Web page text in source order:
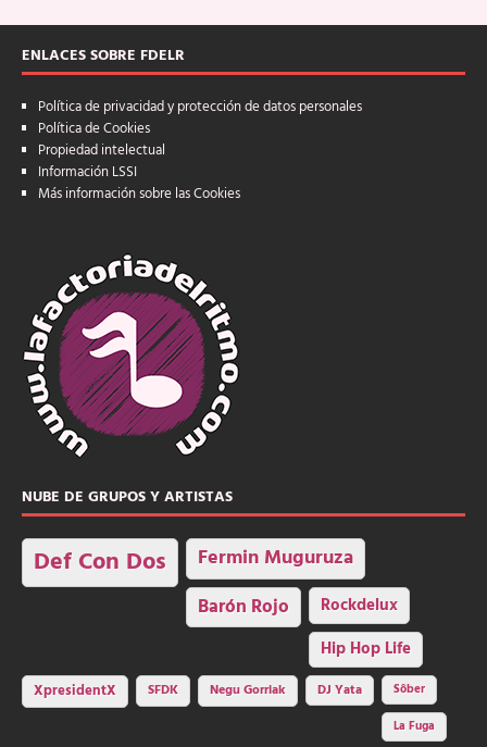
ENLACES SOBRE FDELR
Política de privacidad y protección de datos personales
Política de Cookies
Propiedad intelectual
Información LSSI
Más información sobre las Cookies
NUBE DE GRUPOS Y ARTISTAS
Def Con Dos Fermin Muguruza
Barón Rojo Rockdelux
Hip Hop Life
XpresidentX SFDK Negu Gorriak DJ Yata
Sôber
La Fuga